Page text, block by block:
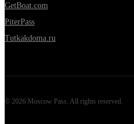
GetBoat.com
PiterPass
Tutkakdoma.ru
© 2026 Moscow Pass. All rights reserved.